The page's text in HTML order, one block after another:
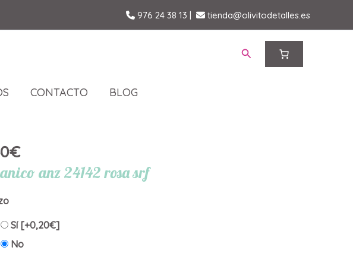
976 24 38 13 | tienda@olivitodetalles.es
Buscar
CONTACTO BLOG
€
anz 24142 rosa srf
Sí [+0,20€]
No